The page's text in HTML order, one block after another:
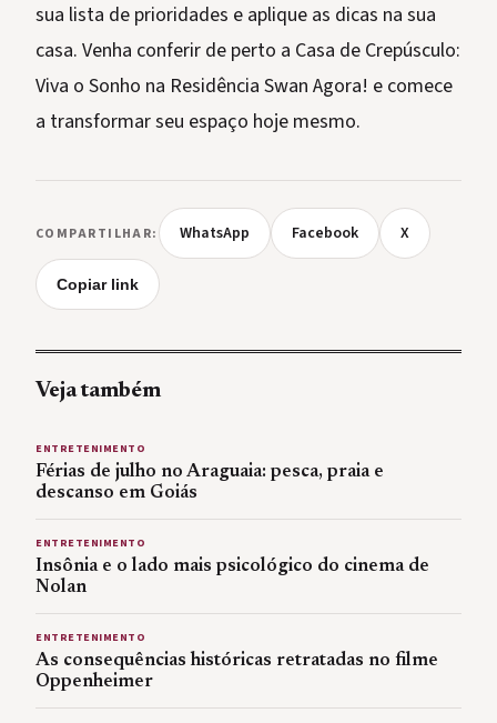
sua lista de prioridades e aplique as dicas na sua
casa. Venha conferir de perto a Casa de Crepúsculo:
Viva o Sonho na Residência Swan Agora! e comece
a transformar seu espaço hoje mesmo.
COMPARTILHAR: WhatsApp Facebook X
Copiar link
Veja também
ENTRETENIMENTO
Férias de julho no Araguaia: pesca, praia e
descanso em Goiás
ENTRETENIMENTO
Insônia e o lado mais psicológico do cinema de
Nolan
ENTRETENIMENTO
As consequências históricas retratadas no filme
Oppenheimer